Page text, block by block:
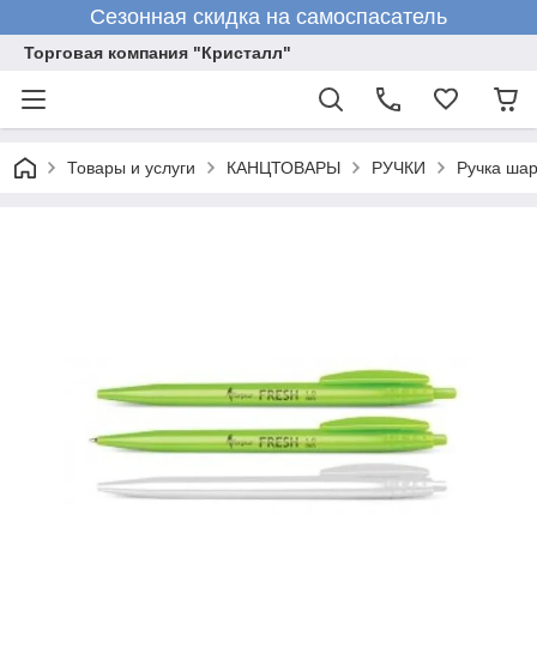
Сезонная скидка на самоспасатель
Торговая компания "Кристалл"
Товары и услуги КАНЦТОВАРЫ РУЧКИ Ручка